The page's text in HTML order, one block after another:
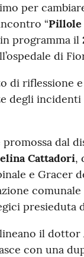
per
“Pillole
in programma il
di
di riflessione
degli
promossa dal
Cattadori,
e Gracer
presieduta
il
con una